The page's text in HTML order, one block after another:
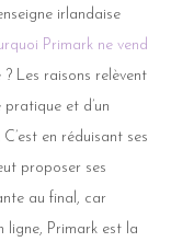
irlandaise
Primark ne vend
Les raisons relèvent
et d’un
en réduisant ses
proposer ses
au final, car
ligne, Primark est la